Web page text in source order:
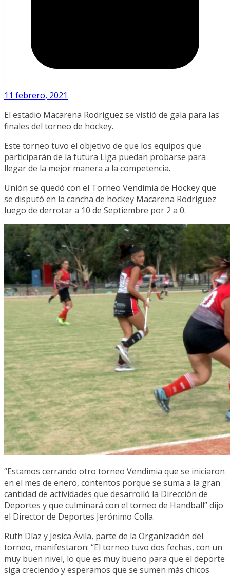
11 febrero, 2021
El estadio Macarena Rodríguez se vistió de gala para las
finales del torneo de hockey.
Este torneo tuvo el objetivo de que los equipos que
participarán de la futura Liga puedan probarse para
llegar de la mejor manera a la competencia.
Unión se quedó con el Torneo Vendimia de Hockey que
se disputó en la cancha de hockey Macarena Rodríguez
luego de derrotar a 10 de Septiembre por 2 a 0.
“Estamos cerrando otro torneo Vendimia que se iniciaron
en el mes de enero, contentos porque se suma a la gran
cantidad de actividades que desarrolló la Dirección de
Deportes y que culminará con el torneo de Handball” dijo
el Director de Deportes Jerónimo Colla.
Ruth Díaz y Jesica Ávila, parte de la Organización del
torneo, manifestaron: “El torneo tuvo dos fechas, con un
muy buen nivel, lo que es muy bueno para que el deporte
siga creciendo y esperamos que se sumen más chicos